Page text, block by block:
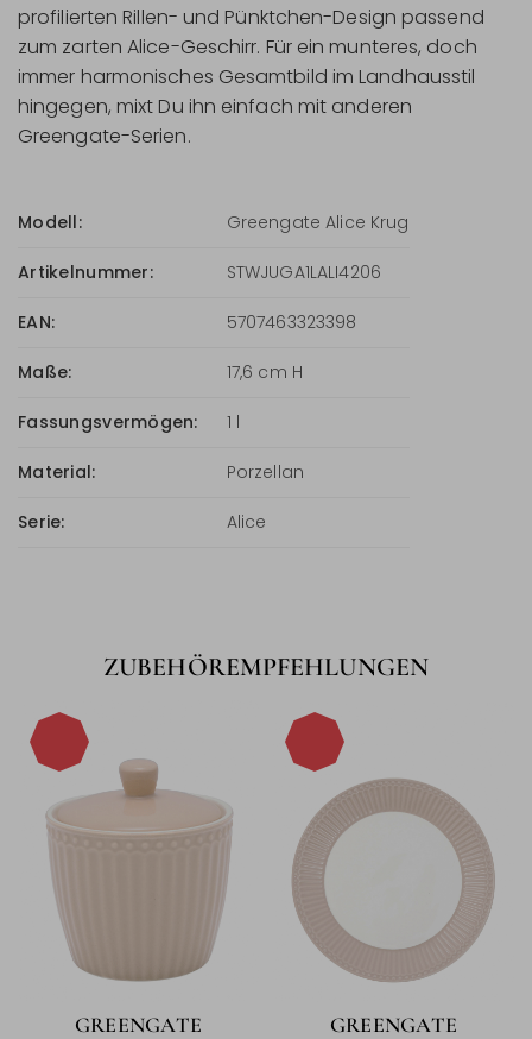
profilierten Rillen- und Pünktchen-Design passend
zum zarten Alice-Geschirr. Für ein munteres, doch
immer harmonisches Gesamtbild im Landhausstil
hingegen, mixt Du ihn einfach mit anderen
Greengate-Serien.
Modell: Greengate Alice Krug
Artikelnummer: STWJUGA1LALI4206
EAN: 5707463323398
Maße: 17,6 cm H
Fassungsvermögen: 1 l
Material: Porzellan
Serie: Alice
ZUBEHÖREMPFEHLUNGEN
GREENGATE GREENGATE